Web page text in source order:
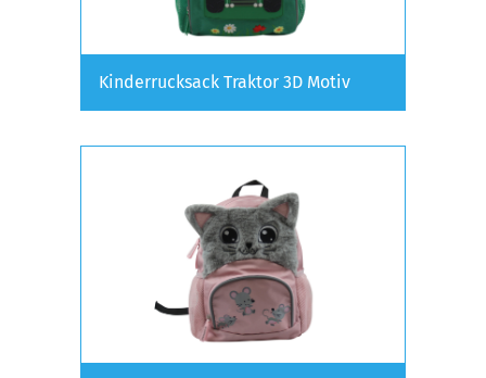
Kinderrucksack Traktor 3D Motiv